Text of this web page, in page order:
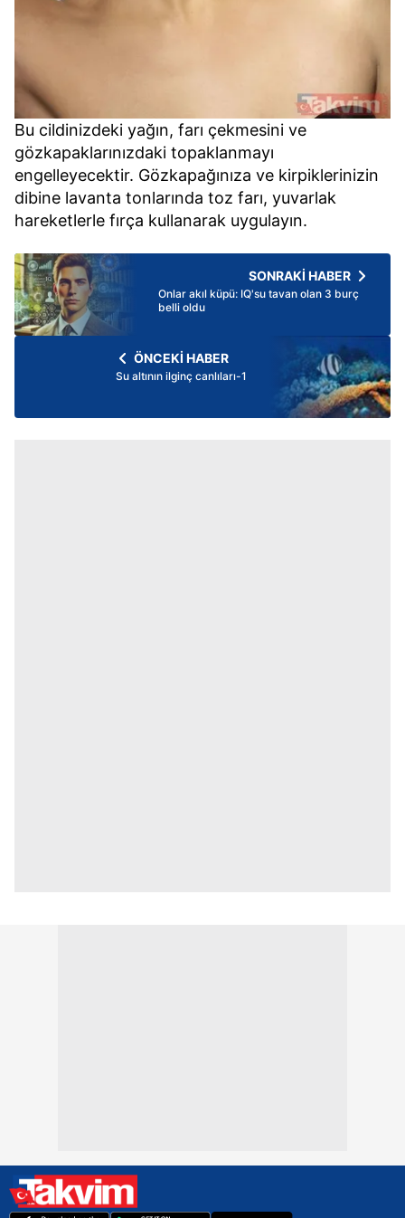
Bu cildinizdeki yağın, farı çekmesini ve
gözkapaklarınızdaki topaklanmayı
engelleyecektir. Gözkapağınıza ve kirpiklerinizin
dibine lavanta tonlarında toz farı, yuvarlak
hareketlerle fırça kullanarak uygulayın.
SONRAKİ HABER
Onlar akıl küpü: IQ'su tavan olan 3 burç
belli oldu
ÖNCEKİ HABER
Su altının ilginç canlıları-1